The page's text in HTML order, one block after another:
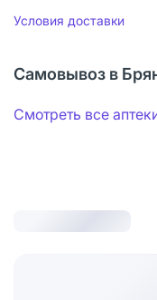
Условия доставки
Самовывоз в
Смотреть все